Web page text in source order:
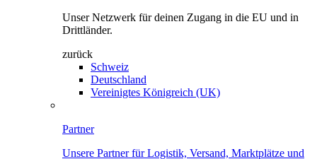
Unser Netzwerk für deinen Zugang in die EU und in
Drittländer.
zurück
Schweiz
Deutschland
Vereinigtes Königreich (UK)
Partner
Unsere Partner für Logistik, Versand, Marktplätze und